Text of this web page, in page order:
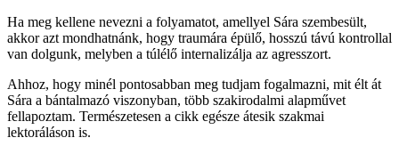
Ha meg kellene nevezni a folyamatot, amellyel Sára szembesült,
akkor azt mondhatnánk, hogy traumára épülő, hosszú távú kontrollal
van dolgunk, melyben a túlélő internalizálja az agresszort.
Ahhoz, hogy minél pontosabban meg tudjam fogalmazni, mit élt át
Sára a bántalmazó viszonyban, több szakirodalmi alapművet
fellapoztam. Természetesen a cikk egésze átesik szakmai
lektoráláson is.